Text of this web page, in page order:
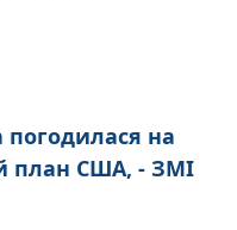
погодилася на
план США, - ЗМІ